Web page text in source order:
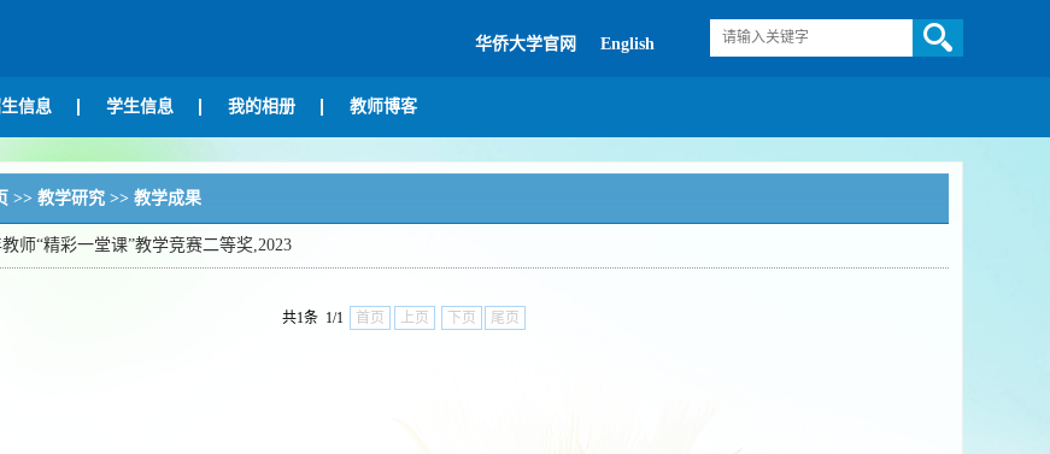
华侨大学官网 English
信息 学生信息 我的相册 教师博客
>> 教学研究 >> 教学成果
师“精彩一堂课”教学竞赛二等奖,2023
共1条 1/1 首页 上页 下页 尾页